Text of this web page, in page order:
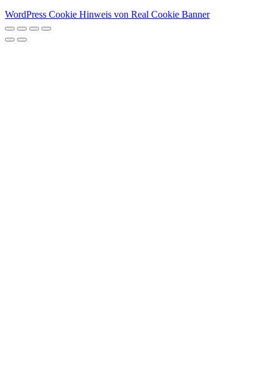
WordPress Cookie Hinweis von Real Cookie Banner